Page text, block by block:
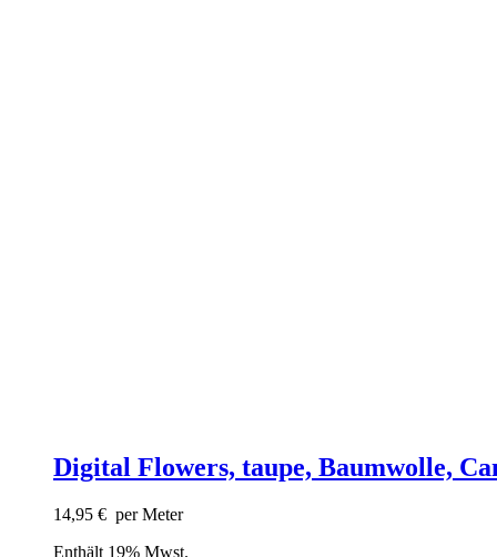
Digital Flowers, taupe, Baumwolle,
14,95 € per Meter
Enthält 19% Mwst.